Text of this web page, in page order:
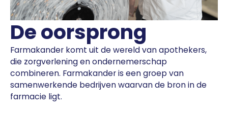
De oorsprong
Farmakander komt uit de wereld van apothekers,
die zorgverlening en ondernemerschap
combineren. Farmakander is een groep van
samenwerkende bedrijven waarvan de bron in de
farmacie ligt.